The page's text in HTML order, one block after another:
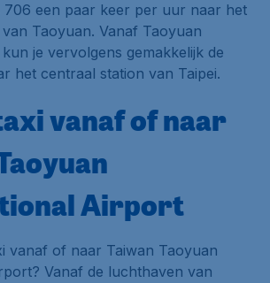
706 een paar keer per uur naar het
Taoyuan. Vanaf Taoyuan
je vervolgens gemakkelijk de
het centraal station van Taipei.
vanaf of naar
Airport
vanaf of naar Taiwan Taoyuan
Vanaf de luchthaven van